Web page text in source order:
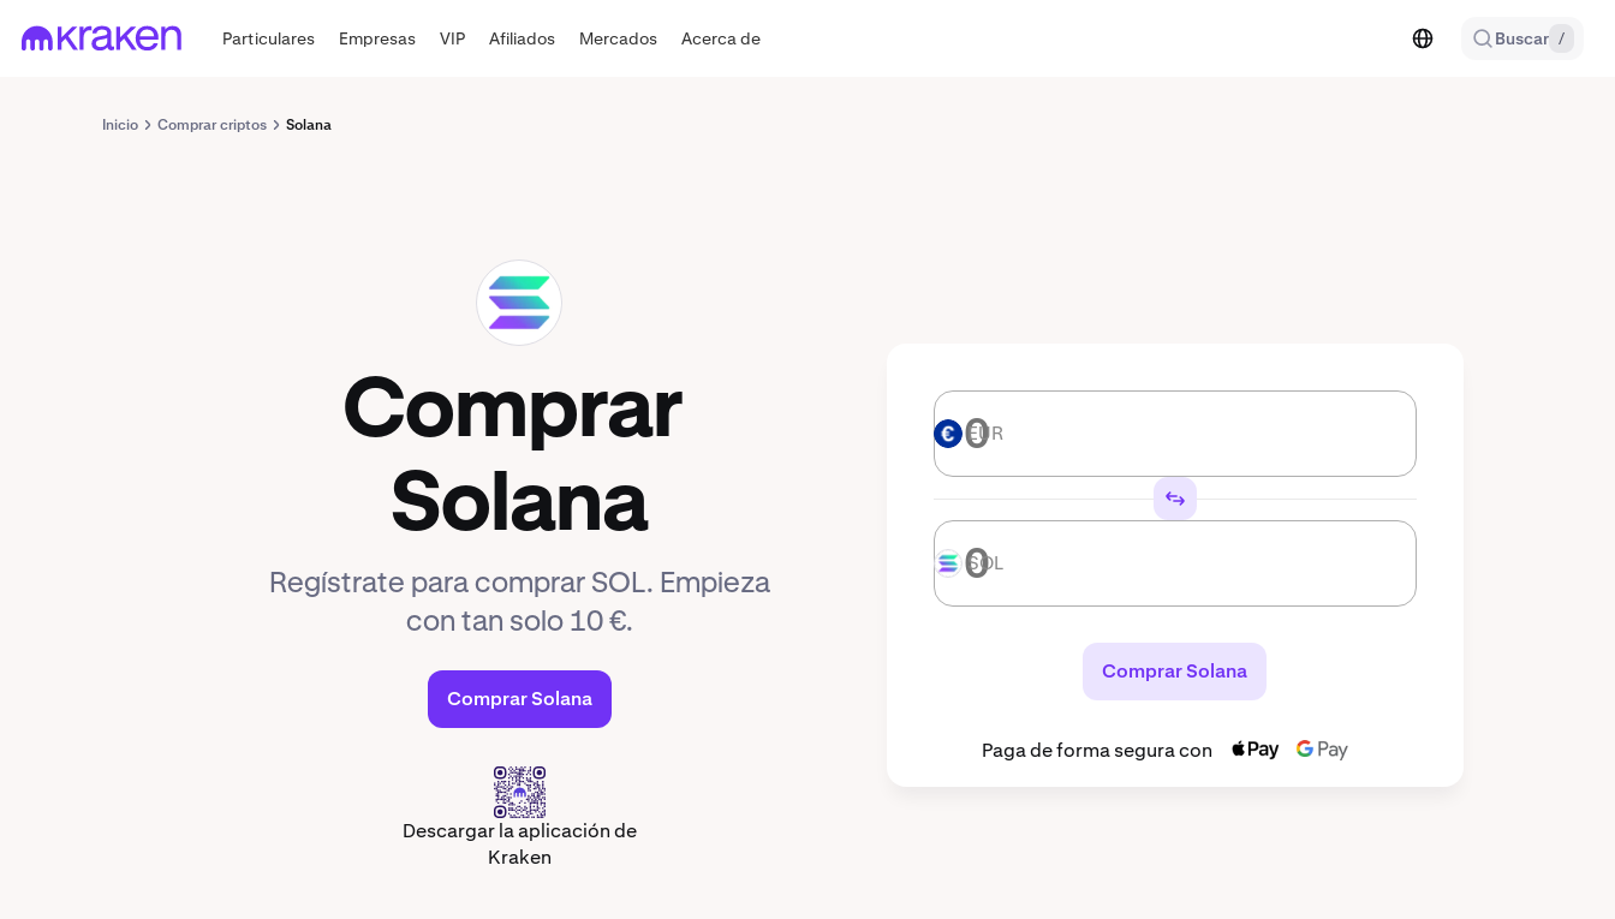
Particulares Empresas VIP Afiliados Mercados Acerca de Buscar /
Inicio Comprar criptos Solana
Comprar
Solana
Regístrate para comprar SOL. Empieza
con tan solo 10 €.
Comprar Solana
Descargar la aplicación de
Kraken
EUR EUR
SOL SOL
Comprar Solana
Paga de forma segura con